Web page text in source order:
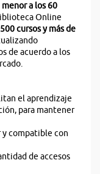
menor a los 60
Online
cursos y más de
de acuerdo a los
el aprendizaje
para mantener
y compatible con
de accesos